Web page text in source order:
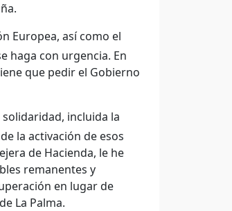
Europea, así como el
haga con urgencia. En
que pedir el Gobierno
incluida la
la activación de esos
de Hacienda, le he
remanentes y
en lugar de
La Palma.